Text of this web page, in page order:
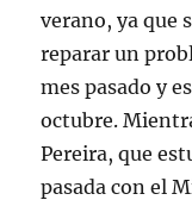
verano, ya que
reparar un
mes pasado y
octubre.
Pereira, que
pasada con el